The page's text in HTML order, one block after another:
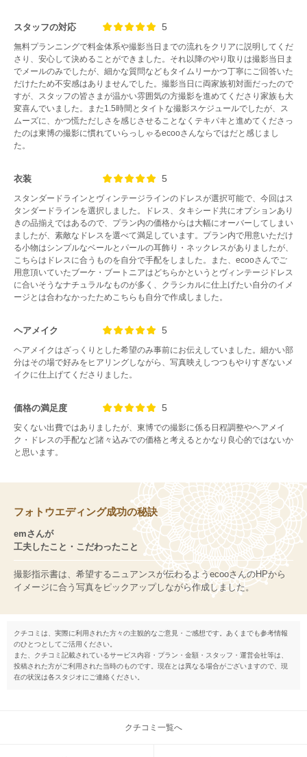
スタッフの対応 5
無料プランニングで料金体系や撮影当日までの流れをクリアに説明してくだ
さり、安心して決めることができました。それ以降のやり取りは撮影当日ま
でメールのみでしたが、細かな質問などもタイムリーかつ丁寧にご回答いた
だけたため不安感はありませんでした。撮影当日に両家族初対面だったので
すが、スタッフの皆さまが温かい雰囲気の方撮影を進めてくださり家族も大
変喜んでいました。また1.5時間とタイトな撮影スケジュールでしたが、ス
ムーズに、かつ慌ただしさを感じさせることなくテキパキと進めてくださっ
たのは東博の撮影に慣れていらっしゃるecooさんならではだと感じまし
た。
衣装 5
スタンダードラインとヴィンテージラインのドレスが選択可能で、今回はス
タンダードラインを選択しました。ドレス、タキシード共にオプションあり
きの品揃えではあるので、プラン内の価格からは大幅にオーバーしてしまい
ましたが、素敵なドレスを選べて満足しています。プラン内で用意いただけ
る小物はシンプルなベールとパールの耳飾り・ネックレスがありましたが、
こちらはドレスに合うものを自分で手配をしました。また、ecooさんでご
用意頂いていたブーケ・ブートニアはどちらかというとヴィンテージドレス
に合いそうなナチュラルなものが多く、クラシカルに仕上げたい自分のイメ
ージとは合わなかったためこちらも自分で作成しました。
ヘアメイク 5
ヘアメイクはざっくりとした希望のみ事前にお伝えしていました。細かい部
分はその場で好みをヒアリングしながら、写真映えしつつもやりすぎないメ
イクに仕上げてくださりました。
価格の満足度 5
安くない出費ではありましたが、東博での撮影に係る日程調整やヘアメイ
ク・ドレスの手配など諸々込みでの価格と考えるとかなり良心的ではないか
と思います。
フォトウエディング成功の秘訣
emさんが
工夫したこと・こだわったこと
撮影指示書は、希望するニュアンスが伝わるようecooさんのHPから
イメージに合う写真をピックアップしながら作成しました。
クチコミは、実際に利用された方々の主観的なご意見・ご感想です。あくまでも参考情報
のひとつとしてご活用ください。
また、クチコミ記載されているサービス内容・プラン・金額・スタッフ・運営会社等は、
投稿された方がご利用された当時のものです。現在とは異なる場合がございますので、現
在の状況は各スタジオにご連絡ください。
クチコミ一覧へ